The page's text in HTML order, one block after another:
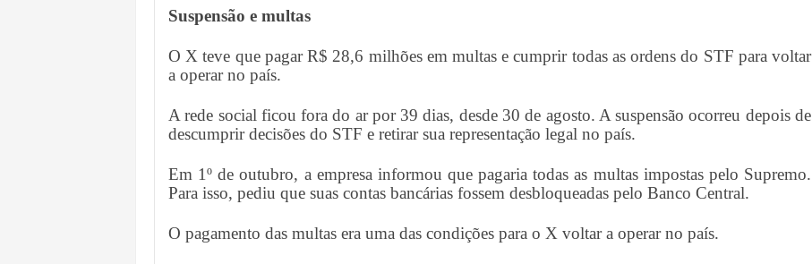
Suspensão e multas
O X teve que pagar R$ 28,6 milhões em multas e cumprir todas as ordens do STF para voltar
a operar no país.
A rede social ficou fora do ar por 39 dias, desde 30 de agosto. A suspensão ocorreu depois de
descumprir decisões do STF e retirar sua representação legal no país.
Em 1º de outubro, a empresa informou que pagaria todas as multas impostas pelo Supremo.
Para isso, pediu que suas contas bancárias fossem desbloqueadas pelo Banco Central.
O pagamento das multas era uma das condições para o X voltar a operar no país.